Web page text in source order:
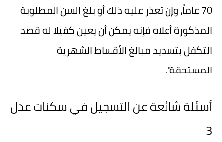
70 عاماً، وإن تعذر عليه ذلك أو بلغ السن المطلوبة
المذكورة أعلاه فإنه يمكن أن يعين كفيلا له قصد
التكفل بتسديد مبالغ الأقساط الشهرية
المستحقة".
أسئلة شائعة عن التسجيل في سكنات عدل
3